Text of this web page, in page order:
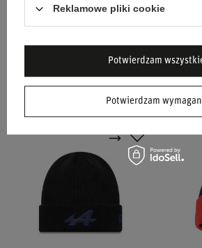
CZAPKA ZIMOWA SEASONAL
RED BULL RACING F1 2026
CZARNA
139,00 zł / szt.
RED
139,00
Reklamowe pliki cookie
Potwierdzam
Potwierdzam